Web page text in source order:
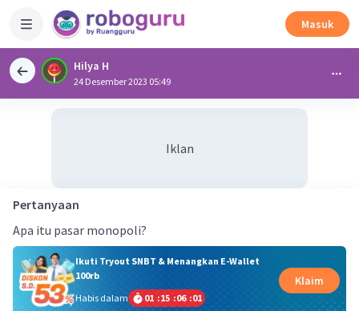
Masuk
Hilya H
24 Desember 2023 05:49
Iklan
Pertanyaan
Apa itu pasar monopoli?
Ikuti Tryout SNBT & Menangkan E-Wallet
100rb
Habis dalam
01 :15 :06 :01
Klaim